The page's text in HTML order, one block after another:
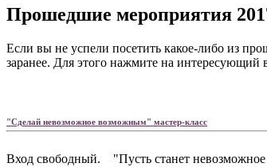
Прошедшие мероприятия
Если вы не успели посетить какое-либо из
заранее. Для этого нажмите на интересующий
"Сделай невозможное возможным" мастер-класс
Вход свободный. "Пусть станет невозможное